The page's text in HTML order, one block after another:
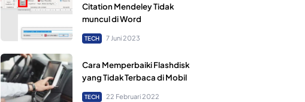
Citation Mendeley Tidak
muncul di Word
TECH 7 Juni 2023
Cara Memperbaiki Flashdisk
yang Tidak Terbaca di Mobil
TECH 22 Februari 2022